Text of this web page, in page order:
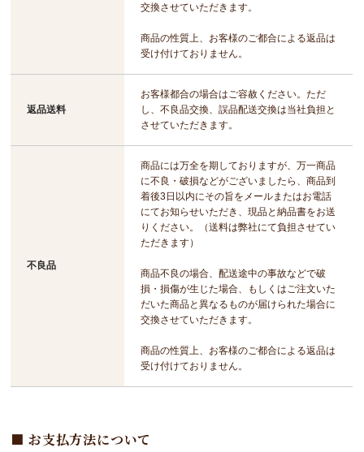
交換させていただきます。
商品の性質上、お客様のご都合による返品は
受け付けておりません。
返品送料
お客様都合の場合はご容赦ください。ただ
し、不良品交換、誤品配送交換は当社負担と
させていただきます。
不良品
商品には万全を期しておりますが、万一商品
に不良・破損などがございましたら、商品到
着後3日以内にその旨をメールまたはお電話
にてお知らせいただき、現品と納品書をお送
りください。（送料は弊社にて負担させてい
ただきます）
商品不良の場合、配送途中の事故などで破
損・損傷が生じた場合、もしくはご注文いた
だいた商品と異なるものが届けられた場合に
交換させていただきます。
商品の性質上、お客様のご都合による返品は
受け付けておりません。
お支払方法について